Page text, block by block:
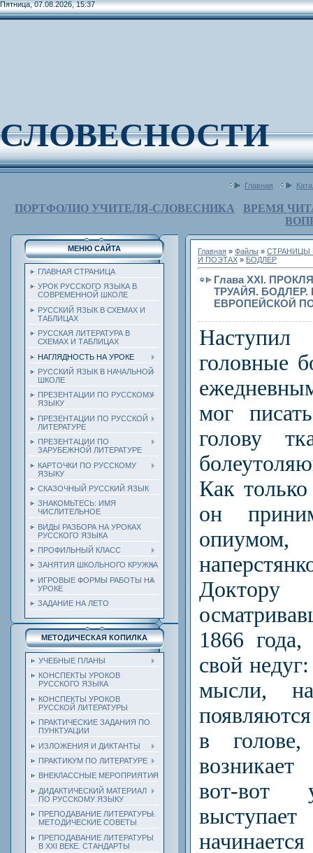
Пятница, 07.08.2026, 15:37
СЛОВЕСНОСТИ
Главная
ПОРТФОЛИО УЧИТЕЛЯ-СЛОВЕСНИКА
ВРЕМЯ
МЕНЮ САЙТА
ГЛАВНАЯ СТРАНИЦА
УРОК РУССКОГО ЯЗЫКА В
СОВРЕМЕННОЙ ШКОЛЕ
РУССКИЙ ЯЗЫК В СХЕМАХ И
ТАБЛИЦАХ
РУССКАЯ ЛИТЕРАТУРА В
СХЕМАХ И ТАБЛИЦАХ
НАГЛЯДНОСТЬ НА УРОКЕ
РУССКИЙ ЯЗЫК В НАЧАЛЬНОЙ
ШКОЛЕ
ПРЕЗЕНТАЦИИ ПО РУССКОМУ
ЯЗЫКУ
ПРЕЗЕНТАЦИИ ПО РУССКОЙ
ЛИТЕРАТУРЕ
ПРЕЗЕНТАЦИИ ПО
ЗАРУБЕЖНОЙ ЛИТЕРАТУРЕ
КАРТОЧКИ ПО РУССКОМУ
ЯЗЫКУ
СКАЗОЧНЫЙ РУССКИЙ ЯЗЫК
ЗНАКОМЬТЕСЬ: ИМЯ
ЧИСЛИТЕЛЬНОЕ
ВИДЫ РАЗБОРА НА УРОКАХ
РУССКОГО ЯЗЫКА
ПРОФИЛЬНЫЙ КЛАСС
ЗАНЯТИЯ ШКОЛЬНОГО КРУЖКА
ИГРОВЫЕ ФОРМЫ РАБОТЫ НА
УРОКЕ
ЗАДАНИЕ НА ЛЕТО
МЕТОДИЧЕСКАЯ КОПИЛКА
УЧЕБНЫЕ ПЛАНЫ
КОНСПЕКТЫ УРОКОВ
РУССКОГО ЯЗЫКА
КОНСПЕКТЫ УРОКОВ
РУССКОЙ ЛИТЕРАТУРЫ
ПРАКТИЧЕСКИЕ ЗАДАНИЯ ПО
ПУНКТУАЦИИ
ИЗЛОЖЕНИЯ И ДИКТАНТЫ
ПРАКТИКУМ ПО ЛИТЕРАТУРЕ
ВНЕКЛАССНЫЕ МЕРОПРИЯТИЯ
ДИДАКТИЧЕСКИЙ МАТЕРИАЛ
ПО РУССКОМУ ЯЗЫКУ
ПРЕПОДАВАНИЕ ЛИТЕРАТУРЫ.
МЕТОДИЧЕСКИЕ СОВЕТЫ
ПРЕПОДАВАНИЕ ЛИТЕРАТУРЫ
В XXI ВЕКЕ. СТАНДАРТЫ
Главная » Файлы » СТРАНИЦЫ
И ПОЭТАХ » БОДЛЕР
Глава XXI.
ТРУАЙЯ.
ЕВРОПЕЙСКОЙ
головные
мог
голову
Как
он
1866
свой
мысли,
в голове,
вот-вот